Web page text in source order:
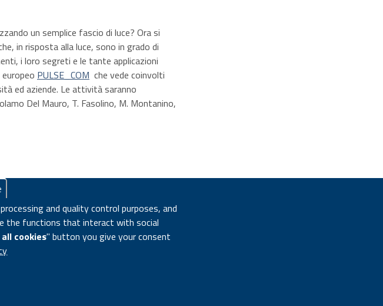
un semplice fascio di luce? Ora si
in risposta alla luce, sono in grado di
i loro segreti e le tante applicazioni
PULSE_COM che vede coinvolti
ed aziende. Le attività saranno
Del Mauro, T. Fasolino, M. Montanino,
and quality control purposes, and
the functions that interact with social
cookies" button you give your consent